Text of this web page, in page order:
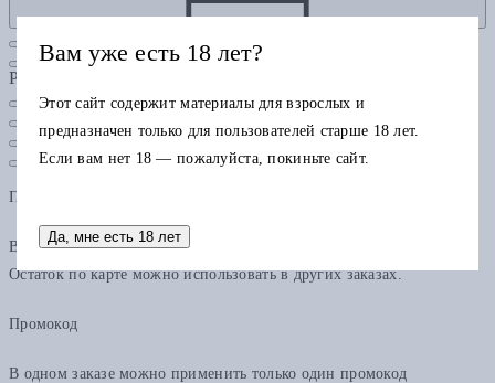
Рубрики
Подарочная карта
В одном заказе можно применить только одну подарочную карту.
Остаток по карте можно использовать в других заказах.
Промокод
В одном заказе можно применить только один промокод
Вам уже есть 18 лет?
Этот сайт содержит материалы для взрослых и
предназначен только для пользователей старше 18 лет.
Если вам нет 18 — пожалуйста, покиньте сайт.
Да, мне есть 18 лет